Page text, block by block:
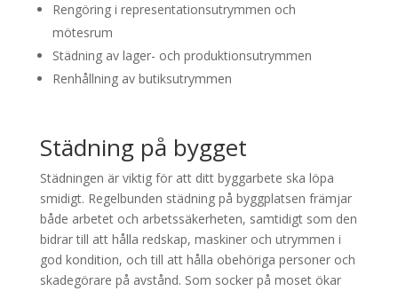
Rengöring i representationsutrymmen och
mötesrum
Städning av lager- och produktionsutrymmen
Renhållning av butiksutrymmen
Städning på bygget
Städningen är viktig för att ditt byggarbete ska löpa
smidigt. Regelbunden städning på byggplatsen främjar
både arbetet och arbetssäkerheten, samtidigt som den
bidrar till att hålla redskap, maskiner och utrymmen i
god kondition, och till att hålla obehöriga personer och
skadegörare på avstånd. Som socker på moset ökar